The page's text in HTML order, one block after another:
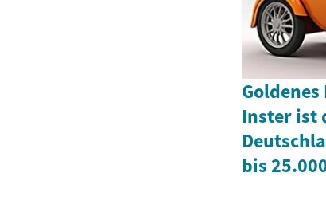
Inster ist
bis